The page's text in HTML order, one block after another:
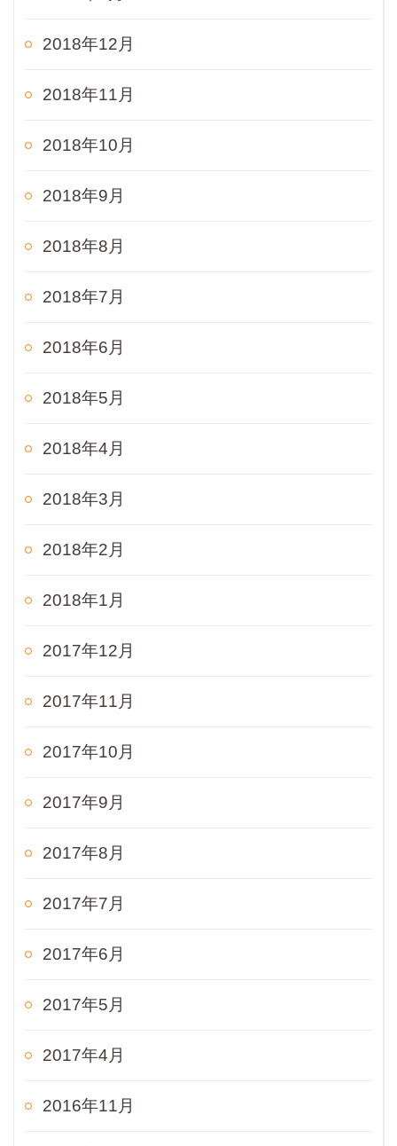
2018年12月
2018年11月
2018年10月
2018年9月
2018年8月
2018年7月
2018年6月
2018年5月
2018年4月
2018年3月
2018年2月
2018年1月
2017年12月
2017年11月
2017年10月
2017年9月
2017年8月
2017年7月
2017年6月
2017年5月
2017年4月
2016年11月